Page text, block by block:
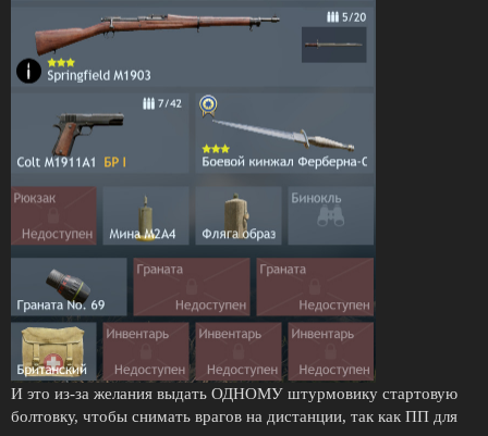
И это из-за желания выдать ОДНОМУ штурмовику стартовую
болтовку, чтобы снимать врагов на дистанции, так как ПП для